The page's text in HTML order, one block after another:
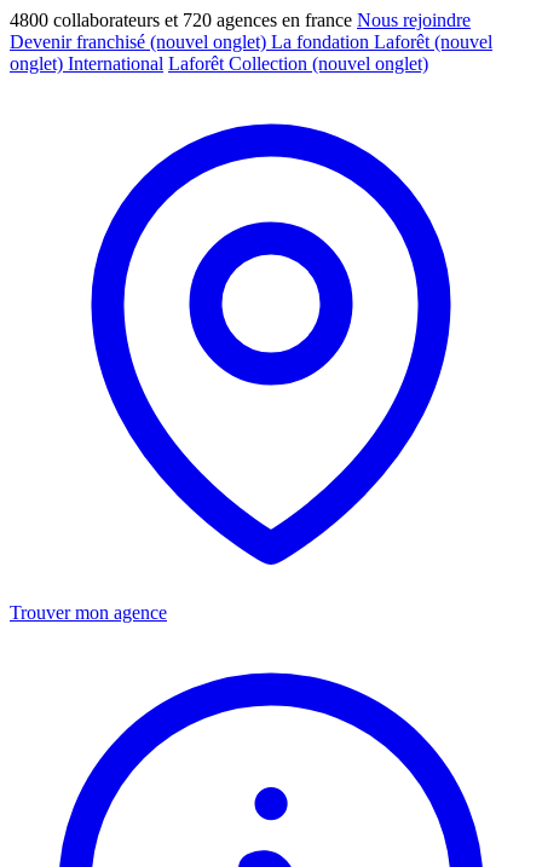
4800 collaborateurs et 720 agences en france Nous rejoindre
Devenir franchisé (nouvel onglet) La fondation Laforêt (nouvel
onglet) International Laforêt Collection (nouvel onglet)
Trouver mon agence